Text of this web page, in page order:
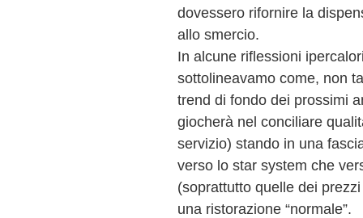
dovessero rifornire la
allo smercio.
In alcune riflessioni
sottolineavamo come, non
trend di fondo dei prossimi
giocherà nel conciliare
servizio) stando in una
verso lo star system che
(soprattutto quelle dei
una ristorazione “normale”.